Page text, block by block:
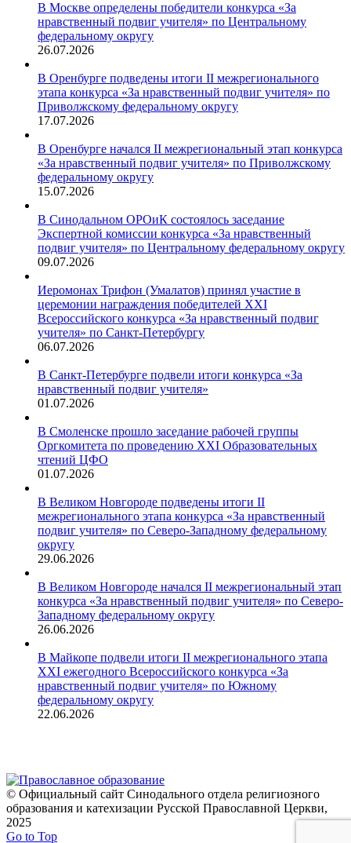
В Москве определены победители конкурса «За
нравственный подвиг учителя» по Центральному
федеральному округу
26.07.2026
В Оренбурге подведены итоги II межрегионального
этапа конкурса «За нравственный подвиг учителя» по
Приволжскому федеральному округу
17.07.2026
В Оренбурге начался II межрегиональный этап конкурса
«За нравственный подвиг учителя» по Приволжскому
федеральному округу
15.07.2026
В Синодальном ОРОиК состоялось заседание
Экспертной комиссии конкурса «За нравственный
подвиг учителя» по Центральному федеральному округу
09.07.2026
Иеромонах Трифон (Умалатов) принял участие в
церемонии награждения победителей XXI
Всероссийского конкурса «За нравственный подвиг
учителя» по Санкт-Петербургу
06.07.2026
В Санкт-Петербурге подвели итоги конкурса «За
нравственный подвиг учителя»
01.07.2026
В Смоленске прошло заседание рабочей группы
Оргкомитета по проведению XXI Образовательных
чтений ЦФО
01.07.2026
В Великом Новгороде подведены итоги II
межрегионального этапа конкурса «За нравственный
подвиг учителя» по Северо-Западному федеральному
округу
29.06.2026
В Великом Новгороде начался II межрегиональный этап
конкурса «За нравственный подвиг учителя» по Северо-
Западному федеральному округу
26.06.2026
В Майкопе подвели итоги II межрегионального этапа
XXI ежегодного Всероссийского конкурса «За
нравственный подвиг учителя» по Южному
федеральному округу
22.06.2026
© Официальный сайт Синодального отдела религиозного
образования и катехизации Русской Православной Церкви,
2025
Go to Top